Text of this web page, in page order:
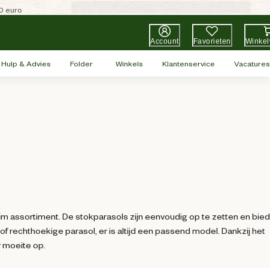
euro
Account Favorieten
Hulp & Advies Folder Winkels Klantenservice Vacatures
assortiment. De stokparasols zijn eenvoudig op te zetten en
rechthoekige parasol, er is altijd een passend model. Dankzij het
op.